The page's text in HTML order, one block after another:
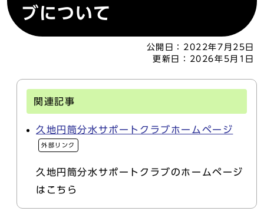
ブについて
公開日： 2022年7月25日
更新日：
2026年5月1日
関連記事
久地円筒分水サポートクラブホームページ
外部リンク
久地円筒分水サポートクラブのホームページ
はこちら